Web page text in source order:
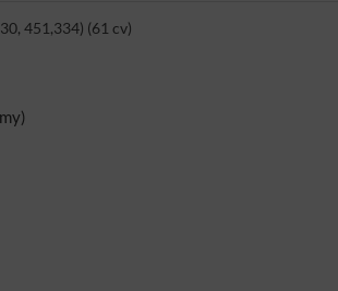
451,334) (61 cv)